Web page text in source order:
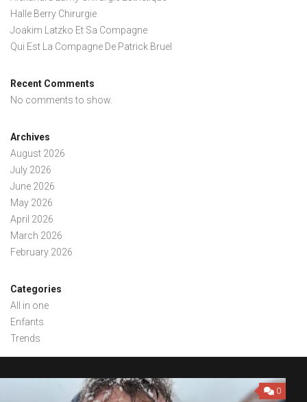
Halle Berry Chirurgie
Joakim Latzko Et Sa Compagne
Qui Est La Compagne De Patrick Bruel
Recent Comments
No comments to show.
Archives
August 2026
July 2026
June 2026
May 2026
April 2026
March 2026
February 2026
Categories
All in one
Enfants
Trends
0